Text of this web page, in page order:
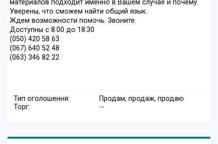
материалов подходит именно в Вашем случае и почему.
Уверены, что сможем найти общий язык.
Ждем возможности помочь. Звоните.
Доступны с 8.00 до 18.30
(050) 420 58 63
(067) 640 52 48
(063) 346 82 22
Тип оголошення:
Продам, продаж, продаю
Торг:
--